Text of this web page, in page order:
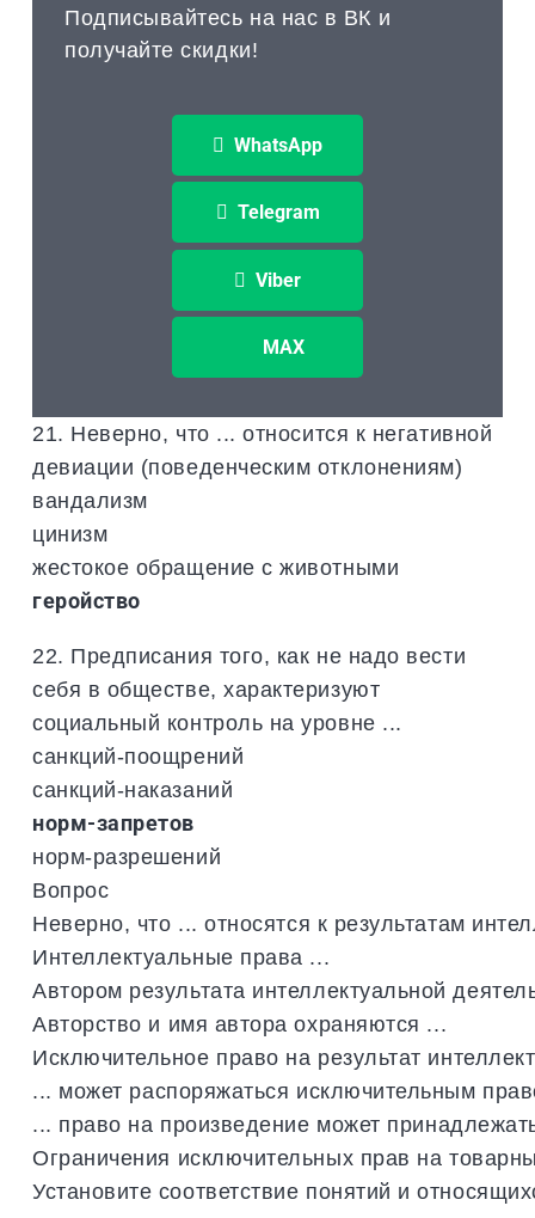
Подписывайтесь на нас в ВК и
получайте скидки!
WhatsApp
Telegram
Viber
MAX
21. Неверно, что ... относится к негативной
девиации (поведенческим отклонениям)
вандализм
цинизм
жестокое обращение с животными
геройство
22. Предписания того, как не надо вести
себя в обществе, характеризуют
социальный контроль на уровне ...
санкций-поощрений
санкций-наказаний
норм-запретов
норм-разрешений
Вопрос
Неверно, что ...относятся к результатам
Интеллектуальные права ...
Автором результата интеллектуальной
Авторство и имя автора охраняются ...
Исключительное право на результат
... может распоряжаться исключительным
... право на произведение может
Ограничения исключительных прав на
Установите соответствие понятий и